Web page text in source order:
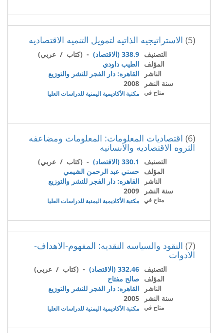
(5) الاستراتيجيه الذاتيه لتمويل التنميه الاقتصاديه
التصنيف 338.9 (الاقتصاد)
- (كتاب / عربي)
المؤلف الطيب داودي
الناشر
القاهره: دار الفجر للنشر والتوزيع
سنة النشر
2008
متاح في مكتبة الأكاديمية اليمنية للدراسات العليا
(6) اقتصاديات المعلومات: المعلومات ومضاعفه
الثروه الاقتصاديه والانسانيه
التصنيف 330.1 (الاقتصاد)
- (كتاب / عربي)
المؤلف حسني عبد الرحمن الشيمي
الناشر
القاهره: دار الفجر للنشر والتوزيع
سنة النشر
2009
متاح في مكتبة الأكاديمية اليمنية للدراسات العليا
(7) النقود والسياسه النقديه: المفهوم-الاهداف-
الادوات
التصنيف 332.46 (الاقتصاد)
- (كتاب / عربي)
المؤلف صالح مفتاح
الناشر
القاهره: دار الفجر للنشر والتوزيع
سنة النشر
2005
متاح في مكتبة الأكاديمية اليمنية للدراسات العليا